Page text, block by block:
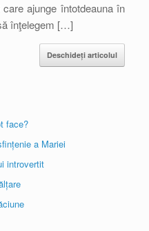
ajunge întotdeauna în
înţelegem […]
Deschideți articolul
face?
a Mariei
introvertit